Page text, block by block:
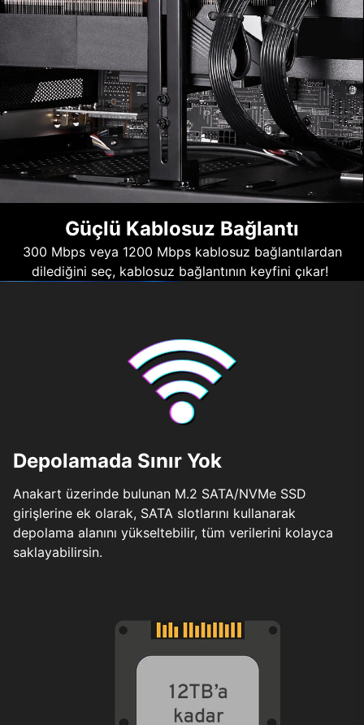
Güçlü Kablosuz Bağlantı
300 Mbps veya 1200 Mbps kablosuz bağlantılardan
dilediğini seç, kablosuz bağlantının keyfini çıkar!
Depolamada Sınır Yok
Anakart üzerinde bulunan M.2 SATA/NVMe SSD
girişlerine ek olarak, SATA slotlarını kullanarak
depolama alanını yükseltebilir, tüm verilerini kolayca
saklayabilirsin.